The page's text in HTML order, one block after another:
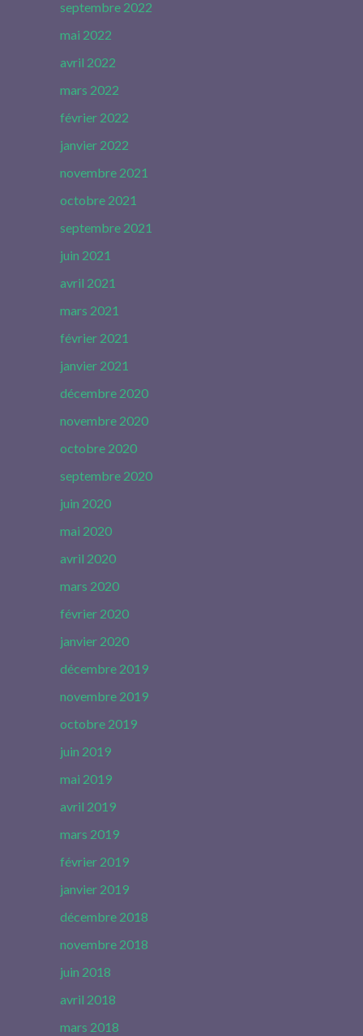
septembre 2022
mai 2022
avril 2022
mars 2022
février 2022
janvier 2022
novembre 2021
octobre 2021
septembre 2021
juin 2021
avril 2021
mars 2021
février 2021
janvier 2021
décembre 2020
novembre 2020
octobre 2020
septembre 2020
juin 2020
mai 2020
avril 2020
mars 2020
février 2020
janvier 2020
décembre 2019
novembre 2019
octobre 2019
juin 2019
mai 2019
avril 2019
mars 2019
février 2019
janvier 2019
décembre 2018
novembre 2018
juin 2018
avril 2018
mars 2018